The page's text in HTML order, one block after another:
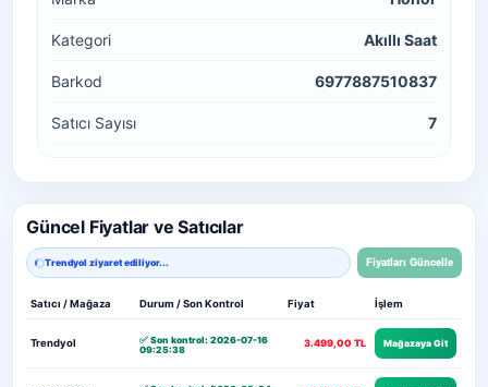
Kategori Akıllı Saat
Barkod 6977887510837
Satıcı Sayısı 7
Güncel Fiyatlar ve Satıcılar
Trendyol ziyaret ediliyor... Fiyatları Güncelle
Satıcı / Mağaza Durum / Son Kontrol Fiyat İşlem
Trendyol
✅ Son kontrol: 2026-07-16
09:25:38
3.499,00 TL Mağazaya Git